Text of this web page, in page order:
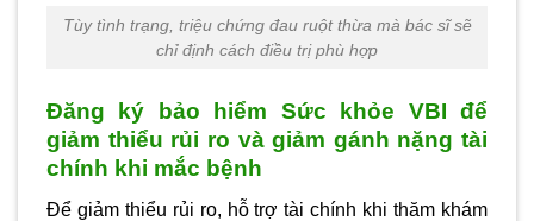
Tùy tình trạng, triệu chứng đau ruột thừa mà bác sĩ sẽ
chỉ định cách điều trị phù hợp
Đăng ký bảo hiểm Sức khỏe VBI để
giảm thiểu rủi ro và giảm gánh nặng tài
chính khi mắc bệnh
Để giảm thiểu rủi ro, hỗ trợ tài chính khi thăm khám